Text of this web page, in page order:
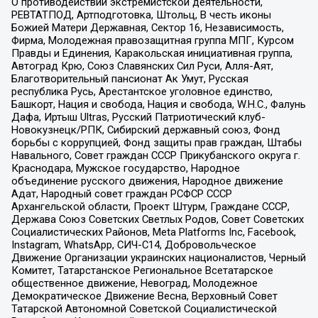
РЕВТАТПОД, Артподготовка, Штольц, В честь иконы
Божией Матери Державная, Сектор 16, Независимость,
Фирма, Молодежная правозащитная группа МПГ, Курсом
Правды и Единения, Каракольская инициативная группа,
Автоград Крю, Союз Славянских Сил Руси, Алля-Аят,
Благотворительный пансионат Ак Умут, Русская
республика Русь, Арестантское уголовное единство,
Башкорт, Нация и свобода, Нация и свобода, W.H.С., Фалунь
Дафа, Иртыш Ultras, Русский Патриотический клуб-
Новокузнецк/РПК, Сибирский державный союз, Фонд
борьбы с коррупцией, Фонд защиты прав граждан, Штабы
Навального, Совет граждан СССР Прикубанского округа г.
Краснодара, Мужское государство, Народное
объединение русского движения, Народное движение
Адат, Народный совет граждан РСФСР СССР
Архангельской области, Проект Штурм, Граждане СССР,
Держава Союз Советских Светлых Родов, Совет Советских
Социалистических Районов, Meta Platforms Inc, Facebook,
Instagram, WhatsApp, СИЧ-С14, Добровольческое
Движение Организации украинских националистов, Черный
Комитет, Татарстанское Региональное Всетатарское
общественное движение, Невоград, Молодежное
Демократическое Движение Весна, Верховный Совет
Татарской Автономной Советской Социалистической